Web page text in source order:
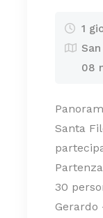
1
08
Santa
30
Gerardo